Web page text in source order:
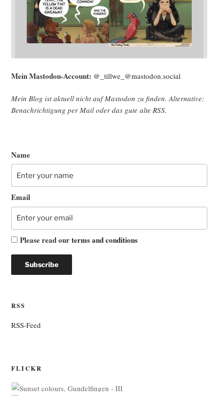
Mein Mast­o­don-Account: @_tillwe_@mastodon.social
Mein Blog ist aktu­ell nicht auf Mast­o­don zu fin­den. Alter­na­ti­ve:
Benach­rich­ti­gung per Mail oder das gute alte RSS.
Name
Email
Please read ourterms and conditions
RSS
RSS-Feed
FLICKR